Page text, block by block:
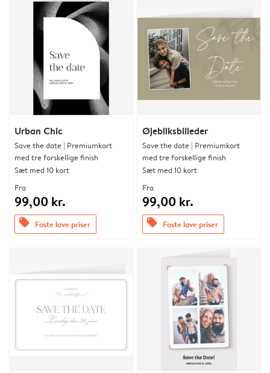
Urban Chic
Save the date | Premiumkort
med tre forskellige finish
Sæt med 10 kort
Fra
99,00 kr.
offers Faste lave priser
Øjebliksbilleder
Save the date | Premiumkort
med tre forskellige finish
Sæt med 10 kort
Fra
99,00 kr.
offers Faste lave priser